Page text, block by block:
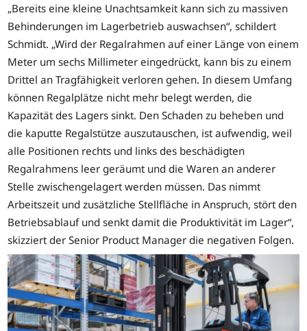
„Bereits eine kleine Unachtsamkeit kann sich zu massiven
Behinderungen im Lagerbetrieb auswachsen“, schildert
Schmidt. „Wird der Regalrahmen auf einer Länge von einem
Meter um sechs Millimeter eingedrückt, kann bis zu einem
Drittel an Tragfähigkeit verloren gehen. In diesem Umfang
können Regalplätze nicht mehr belegt werden, die
Kapazität des Lagers sinkt. Den Schaden zu beheben und
die kaputte Regalstütze auszutauschen, ist aufwendig, weil
alle Positionen rechts und links des beschädigten
Regalrahmens leer geräumt und die Waren an anderer
Stelle zwischengelagert werden müssen. Das nimmt
Arbeitszeit und zusätzliche Stellfläche in Anspruch, stört den
Betriebsablauf und senkt damit die Produktivität im Lager“,
skizziert der Senior Product Manager die negativen Folgen.